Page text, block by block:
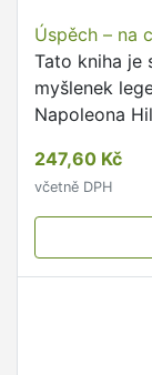
Úspěch – na
Tato kniha je
myšlenek
Napoleona
247,60 Kč
včetně DPH